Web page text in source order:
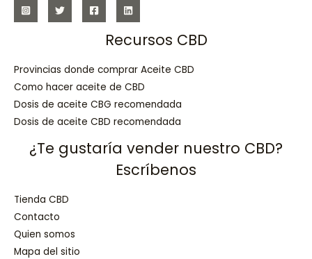
Recursos CBD
Provincias donde comprar Aceite CBD
Como hacer aceite de CBD
Dosis de aceite CBG recomendada
Dosis de aceite CBD recomendada
¿Te gustaría vender nuestro CBD?
Escríbenos
Tienda CBD
Contacto
Quien somos
Mapa del sitio